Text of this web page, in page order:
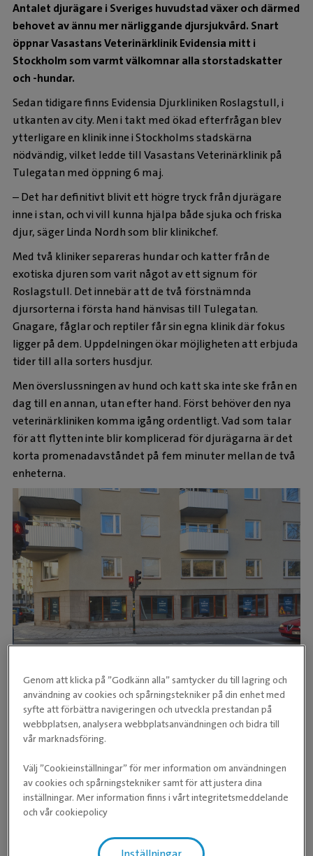
Antalet djurägare i Sveriges huvudstad växer och därmed
behovet av ännu mer närliggande djursjukvård. Snart
öppnar Vasastans Veterinärklinik Evidensia mitt i
Stockholm som varmt välkomnar alla storstadskatter
och -hundar.
Sedan tidigare finns Evidensia Djurkliniken Roslagstull, i
utkanten av city. Men i takt med ökad efterfrågan blev
ytterligare en klinik inne i Stockholms stadskärna
nödvändig, vilket ledde till Vasastans Veterinärklinik på
Tulegatan med öppning 6 maj.
– Det har definitivt blivit ett högre tryck från djurägare
inne i stan, och vi vill kunna hjälpa både sjuka och friska
djur, säger Linda Nordh som blir klinikchef.
Med två kliniker separeras hundar och katter från de
exotiska djuren som varit något av ett signum för
Roslagstull. Det innebär att de två förstnämnda
djursorterna i första hand hänvisas till Tulegatan.
Gnagare, fåglar och reptiler får sin egna klinik där fokus
ligger på dem. Uppdelningen ökar möjligheten att erbjuda
tider till alla sorters husdjur.
Men överslussningen av hund och katt ska inte ske från en
dag till en annan, utan efter hand. Först behöver den nya
veterinärkliniken komma igång ordentligt. Vad som talar
för att flytten inte blir komplicerad för djurägarna är det
korta promenadavståndet på fem minuter mellan de två
enheterna.
Gatuvy över den nya veterinärkliniken
Omtanke om alla
På Tulegatan kommer besökarna mötas av ljusa, fräscha
behandlingsrummen är stora, de flesta med
fönsterpartier. Här finns operations- och tandavdelning,
röntgen, ultraljud samt labb – samtligt kännetecknar en
faciliteterna ryms värme och omtanke så vistelsen blir
Genom att klicka på ”Godkänn alla” samtycker du till lagring och
användning av cookies och spårningstekniker på din enhet med
syfte att förbättra navigeringen och utveckla prestandan på
webbplatsen, analysera webbplatsanvändningen och bidra till
vår marknadsföring.
Välj ”Cookieinställningar” för mer information om användningen
av cookies och spårningstekniker samt för att justera dina
inställningar. Mer information finns i vårt integritetsmeddelande
och vår cookiepolicy